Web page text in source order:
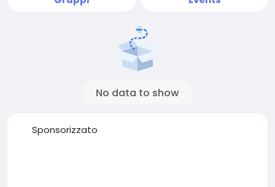
No data to show
Sponsorizzato